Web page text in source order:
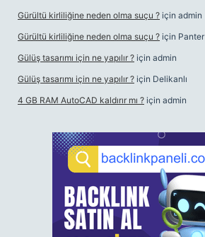
Gürültü kirliliğine neden olma suçu ? için admin
Gürültü kirliliğine neden olma suçu ? için Panter
Gülüş tasarımı için ne yapılır ? için admin
Gülüş tasarımı için ne yapılır ? için Delikanlı
4 GB RAM AutoCAD kaldırır mı ? için admin